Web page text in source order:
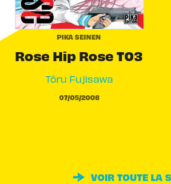
PIKA SEINEN
Rose Hip Rose T03
Tôru Fujisawa
07/05/2008
VOIR TOUTE LA